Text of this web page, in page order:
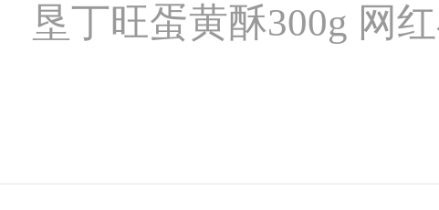
垦丁旺蛋黄酥300g 网